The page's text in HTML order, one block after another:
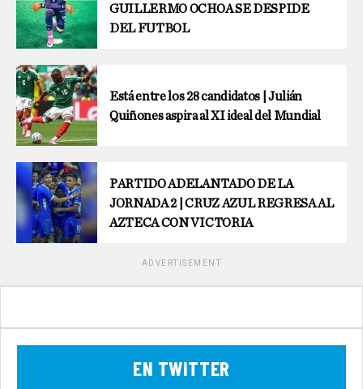
GUILLERMO OCHOA SE DESPIDE
DEL FUTBOL
Está entre los 28 candidatos | Julián
Quiñones aspira al XI ideal del Mundial
PARTIDO ADELANTADO DE LA
JORNADA 2 | CRUZ AZUL REGRESA AL
AZTECA CON VICTORIA
ADVERTISEMENT
EN TWITTER